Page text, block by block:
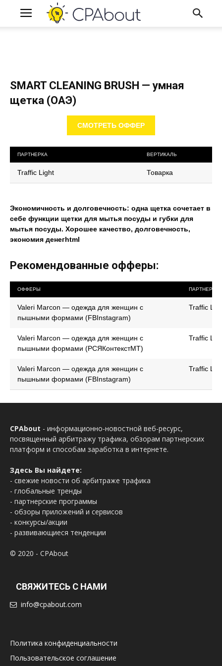
SMART CLEANING BRUSH — умная
щетка (ОАЭ)
СМОТРЕТЬ ОФФЕР
ПАРТНЕРКА ВЕРТИКАЛЬ
Traffic Light Товарка
Экономичность и долговечность: одна щетка сочетает в
себе функции щетки для мытья посуды и губки для
мытья посуды. Хорошее качество, долговечность,
экономия денегhtml
Рекомендованные офферы:
ОФФЕРЫ ПАРТНЕРКА
Valeri Marcon — одежда для женщин с
пышными формами (FBInstagram)
Traffic
Valeri Marcon — одежда для женщин с
пышными формами (РСЯКонтекстМТ)
Traffic
Valeri Marcon — одежда для женщин с
пышными формами (FBInstagram)
Traffic
CPAbout - информационно-новостной веб-ресурс,
посвященный арбитражу трафика, обзорам партнерских
платформ и способам заработка в интернете.
Здесь Вы найдете:
- свежие новости об арбитраже трафика
- глобальные тренды
- партнерские программы
- обзоры приложений и сервисов
- конкурсы/акции
- развивающиеся тенденции
© 2020 - CPAbout
СВЯЖИТЕСЬ С НАМИ
info@cpabout.com
Политика конфиденциальности
Пользовательское соглашение